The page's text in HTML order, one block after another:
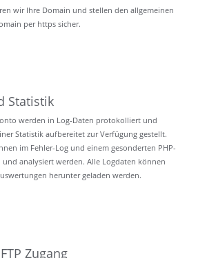
wir Ihre Domain und stellen den allgemeinen
per https sicher.
Statistik
werden in Log-Daten protokolliert und
Statistik aufbereitet zur Verfügung gestellt.
im Fehler-Log und einem gesonderten PHP-
und analysiert werden. Alle Logdaten können
herunter geladen werden.
Zugang